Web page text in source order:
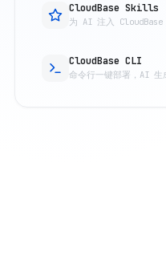
CloudBase Skills
为 AI 注入 CloudBase
CloudBase CLI
命令行一键部署，AI 生